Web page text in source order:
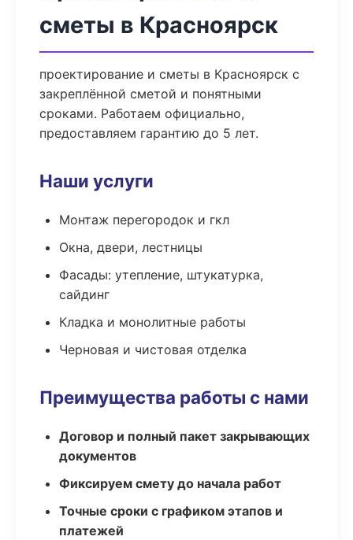
сметы в Красноярск
проектирование и сметы в Красноярск с
закреплённой сметой и понятными
сроками. Работаем официально,
предоставляем гарантию до 5 лет.
Наши услуги
Монтаж перегородок и гкл
Окна, двери, лестницы
Фасады: утепление, штукатурка,
сайдинг
Кладка и монолитные работы
Черновая и чистовая отделка
Преимущества работы с нами
Договор и полный пакет закрывающих
документов
Фиксируем смету до начала работ
Точные сроки с графиком этапов и
платежей